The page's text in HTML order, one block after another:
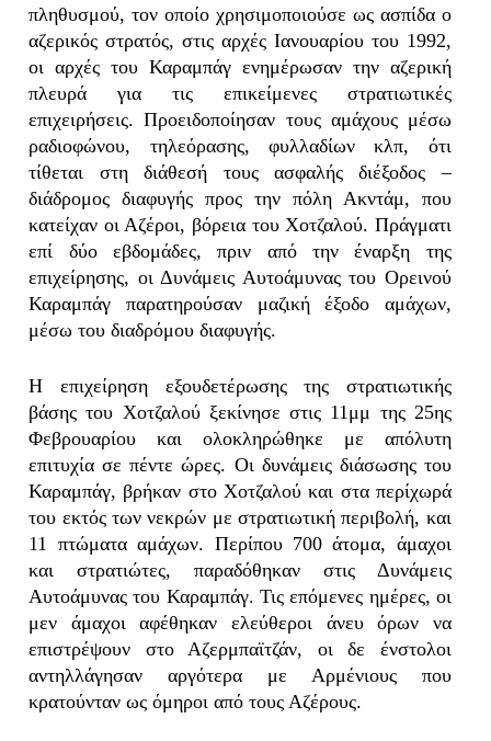
πληθυσμού, τον οποίο χρησιμοποιούσε ως ασπίδα ο
αζερικός στρατός, στις αρχές Ιανουαρίου του 1992,
οι αρχές του Καραμπάγ ενημέρωσαν την αζερική
πλευρά για τις επικείμενες στρατιωτικές
επιχειρήσεις. Προειδοποίησαν τους αμάχους μέσω
ραδιοφώνου, τηλεόρασης, φυλλαδίων κλπ, ότι
τίθεται στη διάθεσή τους ασφαλής διέξοδος –
διάδρομος διαφυγής προς την πόλη Ακντάμ, που
κατείχαν οι Αζέροι, βόρεια του Χοτζαλού. Πράγματι
επί δύο εβδομάδες, πριν από την έναρξη της
επιχείρησης, οι Δυνάμεις Αυτοάμυνας του Ορεινού
Καραμπάγ παρατηρούσαν μαζική έξοδο αμάχων,
μέσω του διαδρόμου διαφυγής.
Η επιχείρηση εξουδετέρωσης της στρατιωτικής
βάσης του Χοτζαλού ξεκίνησε στις 11μμ της 25ης
Φεβρουαρίου και ολοκληρώθηκε με απόλυτη
επιτυχία σε πέντε ώρες. Οι δυνάμεις διάσωσης του
Καραμπάγ, βρήκαν στο Χοτζαλού και στα περίχωρά
του εκτός των νεκρών με στρατιωτική περιβολή, και
11 πτώματα αμάχων. Περίπου 700 άτομα, άμαχοι
και στρατιώτες, παραδόθηκαν στις Δυνάμεις
Αυτοάμυνας του Καραμπάγ. Τις επόμενες ημέρες, οι
μεν άμαχοι αφέθηκαν ελεύθεροι άνευ όρων να
επιστρέψουν στο Αζερμπαϊτζάν, οι δε ένστολοι
αντηλλάγησαν αργότερα με Αρμένιους που
κρατούνταν ως όμηροι από τους Αζέρους.